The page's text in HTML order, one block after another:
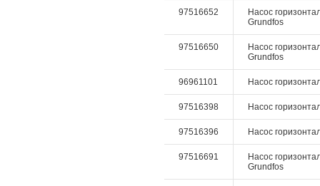
97516652
Насос
Grundfos
97516650
Насос
Grundfos
96961101 Насос
97516398 Насос
97516396 Насос
97516691
Насос
Grundfos